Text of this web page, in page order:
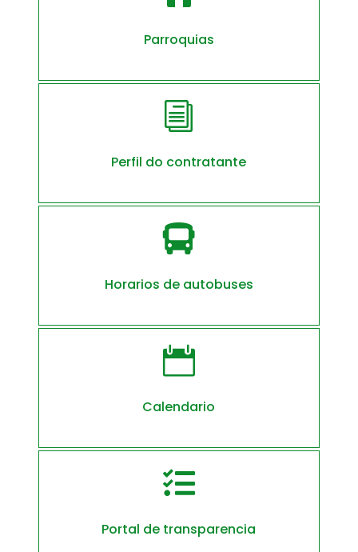
Parroquias
i
Perfil do contratante

Horarios de autobuses

Calendario

Portal de transparencia